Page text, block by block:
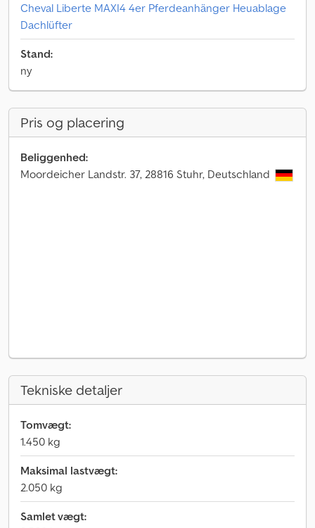
Cheval Liberte MAXI4 4er Pferdeanhänger Heuablage
Dachlüfter
Stand:
ny
Pris og placering
Beliggenhed:
Moordeicher Landstr. 37, 28816 Stuhr, Deutschland
Tekniske detaljer
Tomvægt:
1.450 kg
Maksimal lastvægt:
2.050 kg
Samlet vægt: